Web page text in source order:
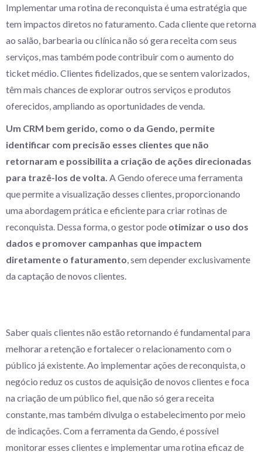
Implementar uma rotina de reconquista é uma estratégia que
tem impactos diretos no faturamento. Cada cliente que retorna
ao salão, barbearia ou clínica não só gera receita com seus
serviços, mas também pode contribuir com o aumento do
ticket médio. Clientes fidelizados, que se sentem valorizados,
têm mais chances de explorar outros serviços e produtos
oferecidos, ampliando as oportunidades de venda.
Um CRM bem gerido, como o da Gendo, permite
identificar com precisão esses clientes que não
retornaram e possibilita a criação de ações direcionadas
para trazê-los de volta. A Gendo oferece uma ferramenta
que permite a visualização desses clientes, proporcionando
uma abordagem prática e eficiente para criar rotinas de
reconquista. Dessa forma, o gestor pode otimizar o uso dos
dados e promover campanhas que impactem
diretamente o faturamento, sem depender exclusivamente
da captação de novos clientes.
Saber quais clientes não estão retornando é fundamental para
melhorar a retenção e fortalecer o relacionamento com o
público já existente. Ao implementar ações de reconquista, o
negócio reduz os custos de aquisição de novos clientes e foca
na criação de um público fiel, que não só gera receita
constante, mas também divulga o estabelecimento por meio
de indicações. Com a ferramenta da Gendo, é possível
monitorar esses clientes e implementar uma rotina eficaz de